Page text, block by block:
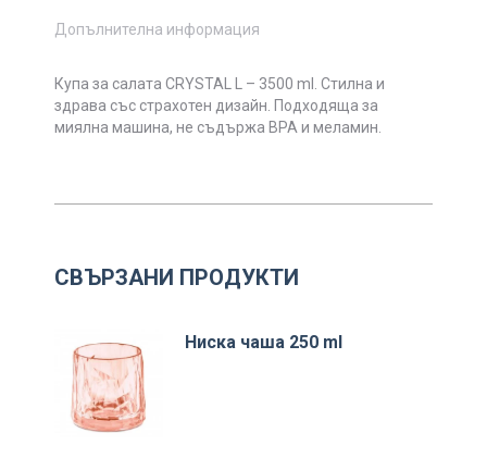
Допълнителна информация
Купа за салата CRYSTAL L – 3500 ml. Стилна и
здрава със страхотен дизайн. Подходяща за
миялна машина, не съдържа BPA и меламин.
СВЪРЗАНИ ПРОДУКТИ
Ниска чаша 250 ml